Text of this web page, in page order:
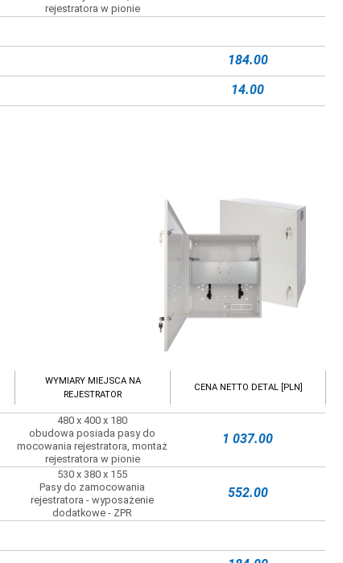
rejestratora w pionie
184.00
14.00
WYMIARY MIEJSCA NA
REJESTRATOR
CENA NETTO DETAL [PLN]
480 x 400 x 180
obudowa posiada pasy do
mocowania rejestratora, montaż
rejestratora w pionie
1 037.00
530 x 380 x 155
Pasy do zamocowania
rejestratora - wyposażenie
dodatkowe - ZPR
552.00